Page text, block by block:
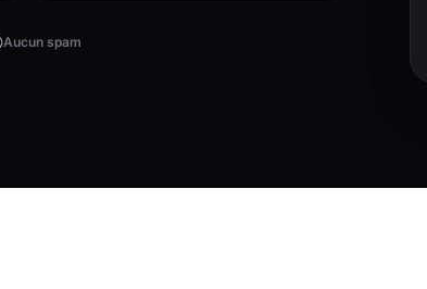
Aucun spam